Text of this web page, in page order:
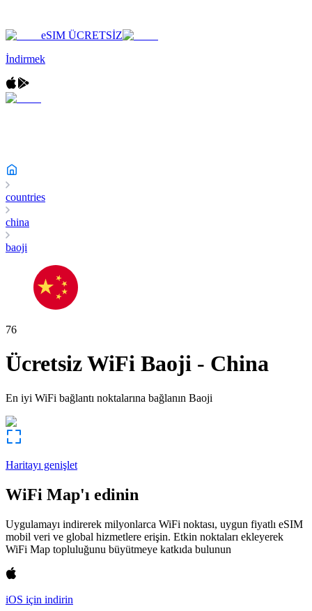
eSIM ÜCRETSİZ
İndirmek
countries
china
baoji
76
Ücretsiz WiFi Baoji - China
En iyi WiFi bağlantı noktalarına bağlanın Baoji
Haritayı genişlet
WiFi Map'ı edinin
Uygulamayı indirerek milyonlarca WiFi noktası, uygun fiyatlı eSIM
mobil veri ve global hizmetlere erişin. Etkin noktaları ekleyerek
WiFi Map topluluğunu büyütmeye katkıda bulunun
iOS için indirin